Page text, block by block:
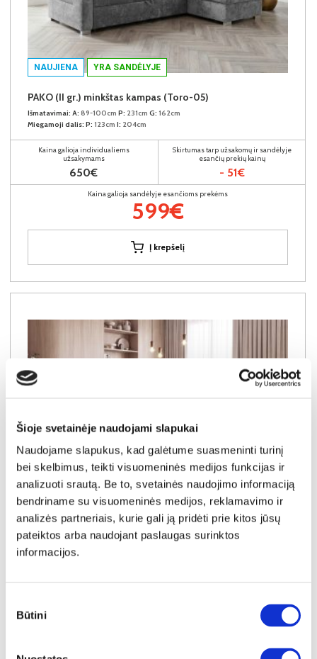
Šioje svetainėje naudojami slapukai
Naudojame slapukus, kad galėtume suasmeninti turinį
bei skelbimus, teikti visuomeninės medijos funkcijas ir
analizuoti srautą. Be to, svetainės naudojimo informaciją
bendriname su visuomeninės medijos, reklamavimo ir
analizės partneriais, kurie gali ją pridėti prie kitos jūsų
pateiktos arba naudojant paslaugas surinktos
informacijos.
pasirinkimas
Būtini
NAUJIENA YRA SANDĖLYJE
PAKO (II gr.) minkštas kampas (Toro-05)
Išmatavimai: A: 89-100cm P: 231cm G: 162cm
Miegamoji dalis: P: 123cm I: 204cm
Kaina galioja individualiems
užsakymams
650€
Skirtumas tarp užsakomų ir sandėlyje
esančių prekių kainų
- 51€
Kaina galioja sandėlyje esančioms prekėms
599€
Į krepšelį
NAUJIENA YRA SANDĖLYJE
DORIAN (III gr.) minkštas kampas (Bubble-04) D
Išmatavimai: A: